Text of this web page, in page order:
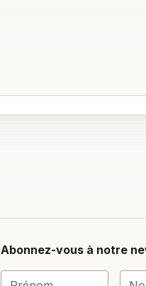
Abonnez-vous à notre